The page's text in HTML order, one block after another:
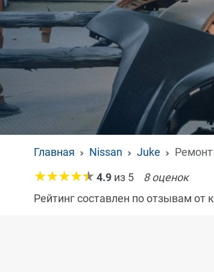
Главная Nissan Juke
4.9 из 5 8оценок
Рейтинг составлен по отзывам от